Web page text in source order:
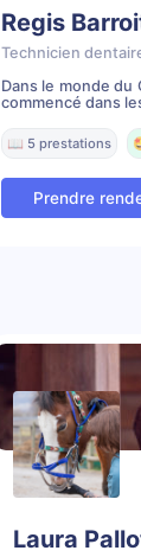
Regis
Technicien
Dans le monde du
commencé dans
📖 5 prestations
Prendre
Laura